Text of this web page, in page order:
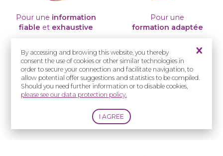
By accessing and browing this website, you thereby
consent the use of cookies or other similar technologies in
order to secure your connection and facilitate navigation, to
allow potential offer suggestions and statistics to be compiled.
Should you need further information or to disable cookies,
please see our data protection policy.
Pour une information
fiable et exhaustive
Pour une
formation adaptée
Pour unsoutien
à la recherche